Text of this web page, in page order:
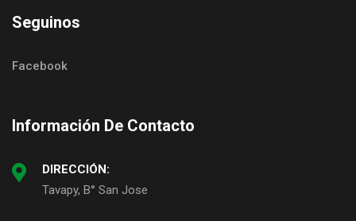
Seguinos
Facebook
Información De Contacto
DIRECCIÓN:
Tavapy, B° San Jose